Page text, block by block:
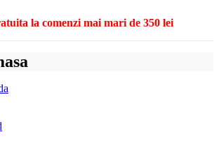
la comenzi mai mari de 350 lei